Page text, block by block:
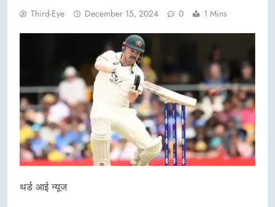
Third-Eye December 15, 2024 0 1 Mins
थर्ड आई न्यूज